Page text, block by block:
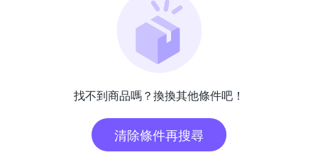
找不到商品嗎？換換其他條件吧！
清除條件再搜尋